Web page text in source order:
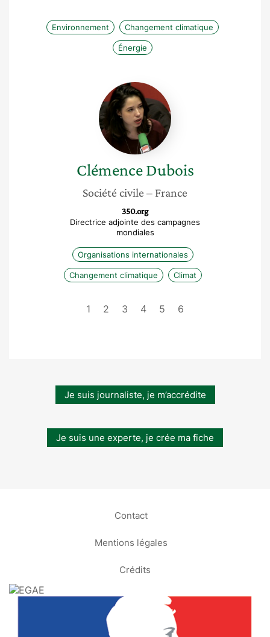
Environnement Changement climatique
Énergie
Clémence
Dubois
Clémence Dubois
Société civile – France
350.org
Directrice adjointe des campagnes
mondiales
Organisations internationales
Changement climatique Climat
1 2 3 4 5 6
Je suis journaliste, je m’accrédite
Je suis une experte, je crée ma fiche
Contact
Mentions légales
Crédits